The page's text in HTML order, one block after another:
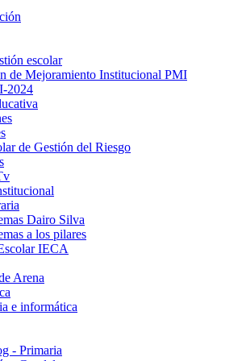
escolar
de Mejoramiento Institucional PMI
2024
de Gestión del Riesgo
Dairo Silva
a los pilares
IECA
Arena
e informática
- Primaria